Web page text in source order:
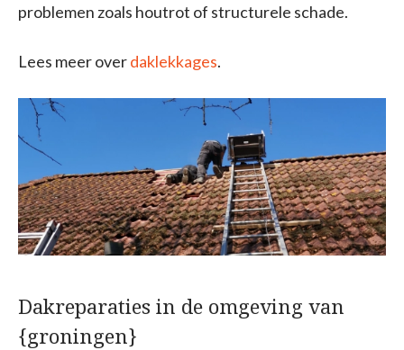
problemen zoals houtrot of structurele schade.
Lees meer overdaklekkages.
Dakreparaties in de omgeving van
{groningen}